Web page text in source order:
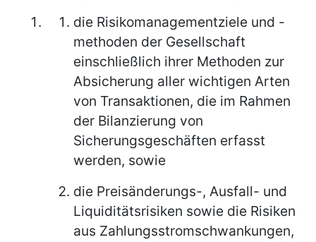
die Risikomanagementziele und -
methoden der Gesellschaft
einschließlich ihrer Methoden zur
Absicherung aller wichtigen Arten
von Transaktionen, die im Rahmen
der Bilanzierung von
Sicherungsgeschäften erfasst
werden, sowie
die Preisänderungs-, Ausfall- und
Liquiditätsrisiken sowie die Risiken
aus Zahlungsstromschwankungen,